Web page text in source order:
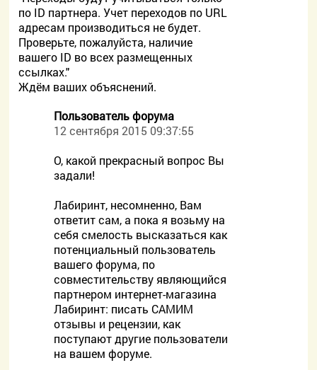
по ID партнера. Учет переходов по URL
адресам производиться не будет.
Проверьте, пожалуйста, наличие
вашего ID во всех размещенных
ссылках."
Ждём ваших объяснений.
Пользователь форума
12 сентября 2015 09:37:55
О, какой прекрасный вопрос Вы
задали!
Лабиринт, несомненно, Вам
ответит сам, а пока я возьму на
себя смелость высказаться как
потенциальный пользователь
вашего форума, по
совместительству являющийся
партнером интернет-магазина
Лабиринт: писать САМИМ
отзывы и рецензии, как
поступают другие пользователи
на вашем форуме.